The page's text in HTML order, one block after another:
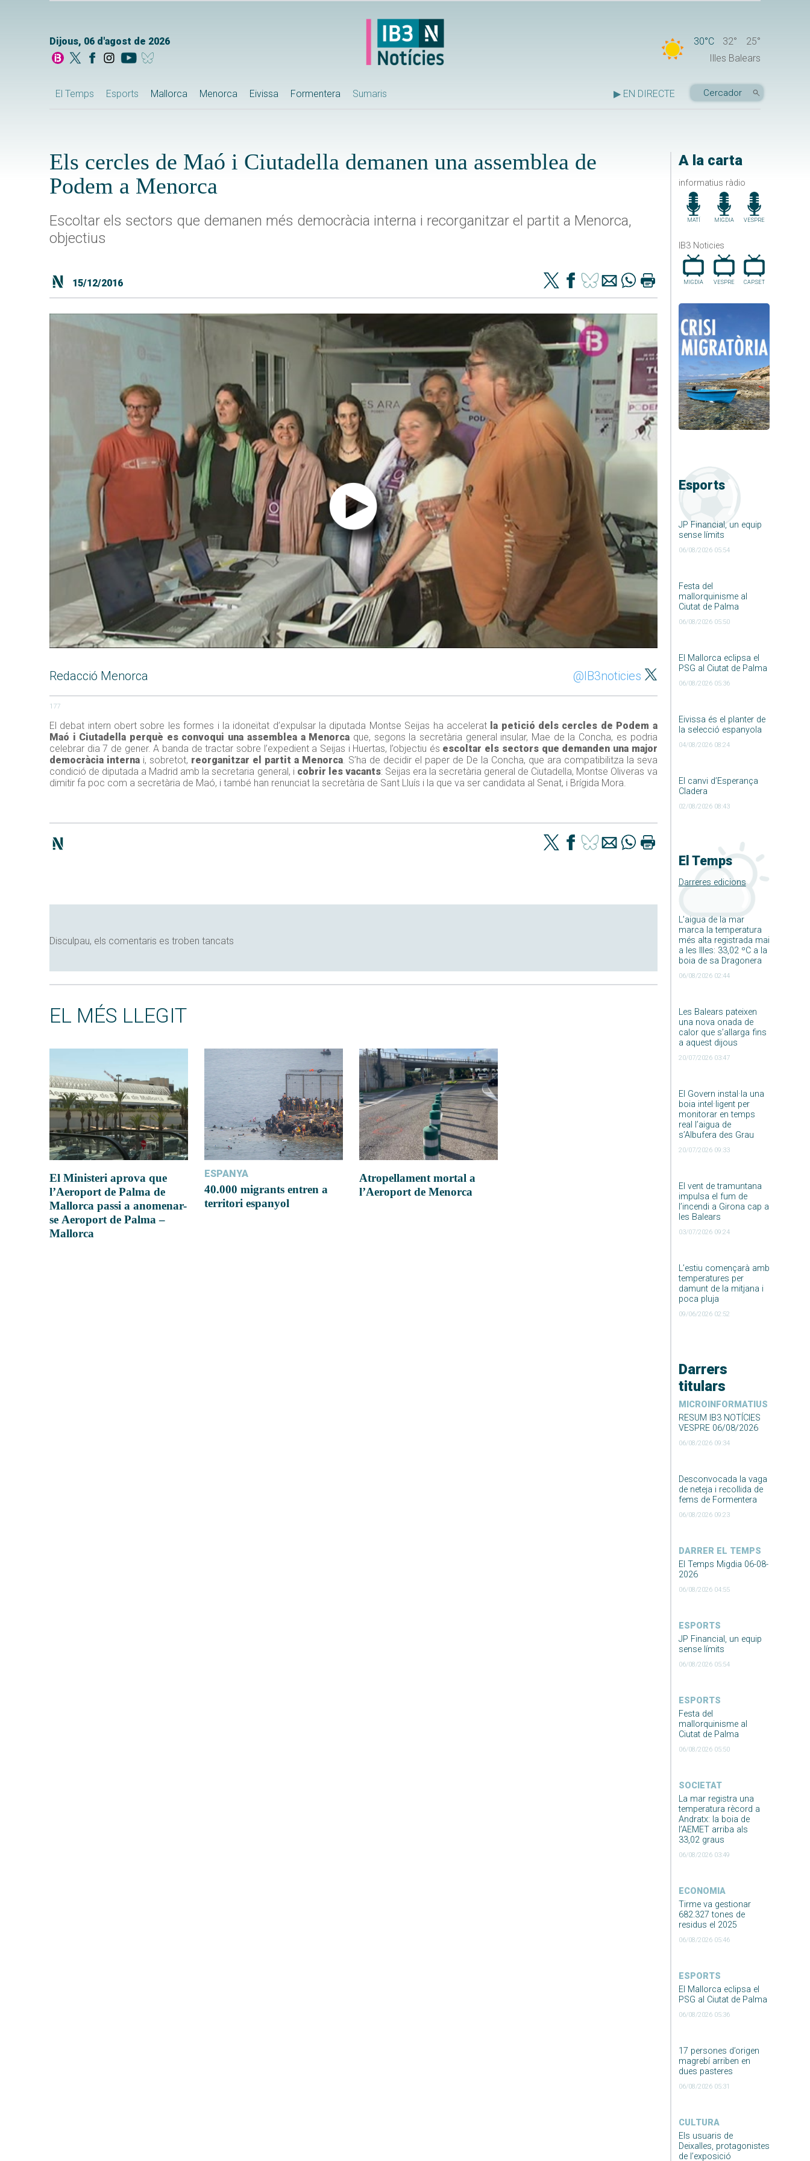
Dijous, 06 d'agost de 2026 30°C 32°
25°
Illes Balears
El Temps Esports Mallorca Menorca Eivissa Formentera Sumaris ▶ EN DIRECTE
A la carta
informatius ràdio
MATÍ MIGDIA VESPRE
IB3 Noticies
MIGDIA VESPRE CAP.SET
Esports
JP Financial, un equip
sense límits
06/08/2026 05:54
Festa del
mallorquinisme al
Ciutat de Palma
06/08/2026 05:50
El Mallorca eclipsa el
PSG al Ciutat de Palma
06/08/2026 05:36
Eivissa és el planter de
la selecció espanyola
04/08/2026 08:24
El canvi d’Esperança
Cladera
02/08/2026 08:43
El Temps
Darreres edicions
L’aigua de la mar
marca la temperatura
més alta registrada mai
a les Illes: 33,02 ºC a la
boia de sa Dragonera
06/08/2026 02:44
Les Balears pateixen
una nova onada de
calor que s’allarga fins
a aquest dijous
20/07/2026 03:47
El Govern instal·la una
boia intel·ligent per
monitorar en temps
real l’aigua de
s’Albufera des Grau
20/07/2026 09:33
El vent de tramuntana
impulsa el fum de
l’incendi a Girona cap a
les Balears
03/07/2026 09:24
L’estiu començarà amb
temperatures per
damunt de la mitjana i
poca pluja
09/06/2026 02:52
Darrers
titulars
MICROINFORMATIUS
RESUM IB3 NOTÍCIES
VESPRE 06/08/2026
06/08/2026 09:34
Desconvocada la vaga
de neteja i recollida de
fems de Formentera
06/08/2026 09:23
DARRER EL TEMPS
El Temps Migdia 06-08-
2026
06/08/2026 04:55
ESPORTS
JP Financial, un equip
sense límits
06/08/2026 05:54
ESPORTS
Festa del
mallorquinisme al
Ciutat de Palma
06/08/2026 05:50
SOCIETAT
La mar registra una
temperatura rècord a
Andratx: la boia de
l’AEMET arriba als
33,02 graus
06/08/2026 03:49
ECONOMIA
Tirme va gestionar
682.327 tones de
residus el 2025
06/08/2026 05:46
ESPORTS
El Mallorca eclipsa el
PSG al Ciutat de Palma
06/08/2026 05:36
17 persones d’origen
magrebí arriben en
dues pasteres
06/08/2026 05:31
CULTURA
Els usuaris de
Deixalles, protagonistes
de l’exposició
Els cercles de Maó i Ciutadella demanen una assemblea de
Podem a Menorca
Escoltar els sectors que demanen més democràcia interna i recorganitzar el partit a Menorca,
objectius
15/12/2016
Redacció Menorca @IB3noticies
177
El debat intern obert sobre les formes i la idoneïtat d’expulsar la diputada Montse Seijas ha accelerat la petició dels cercles de Podem a
Maó i Ciutadella perquè es convoqui una assemblea a Menorca que, segons la secretària general insular, Mae de la Concha, es podria
celebrar dia 7 de gener. A banda de tractar sobre l’expedient a Seijas i Huertas, l’objectiu és escoltar els sectors que demanden una major
democràcia internai, sobretot, reorganitzar el partit a Menorca. S’ha de decidir el paper de De la Concha, que ara compatibilitza la seva
condició de diputada a Madrid amb la secretaria general, i cobrir les vacants: Seijas era la secretària general de Ciutadella, Montse Oliveras va
dimitir fa poc com a secretària de Maó, i també han renunciat la secretària de Sant Lluís i la que va ser candidata al Senat, i Brígida Mora.
Disculpau, els comentaris es troben tancats
EL MÉS LLEGIT
El Ministeri aprova que
l’Aeroport de Palma de
Mallorca passi a anomenar-
se Aeroport de Palma –
Mallorca
ESPANYA
40.000 migrants entren a
territori espanyol
Atropellament mortal a
l’Aeroport de Menorca